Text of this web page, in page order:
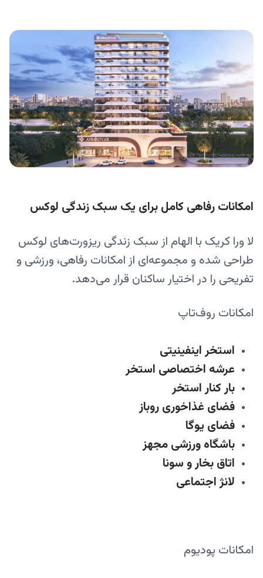
امکانات رفاهی کامل برای یک سبک زندگی لوکس
لا ورا کریک با الهام از سبک زندگی ریزورت‌های لوکس
طراحی شده و مجموعه‌ای از امکانات رفاهی، ورزشی و
تفریحی را در اختیار ساکنان قرار می‌دهد.
امکانات روف‌تاپ
استخر اینفینیتی
عرشه اختصاصی استخر
بار کنار استخر
فضای غذاخوری روباز
فضای یوگا
باشگاه ورزشی مجهز
اتاق بخار و سونا
لانژ اجتماعی
امکانات پودیوم